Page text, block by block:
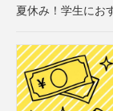
夏休み！学生にお